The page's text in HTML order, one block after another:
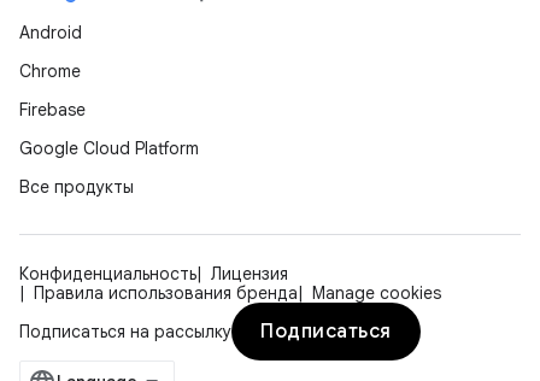
Android
Chrome
Firebase
Google Cloud Platform
Все продукты
Конфиденциальность
Лицензия
Правила использования бренда
Manage cookies
Подписаться на рассылку
Подписаться